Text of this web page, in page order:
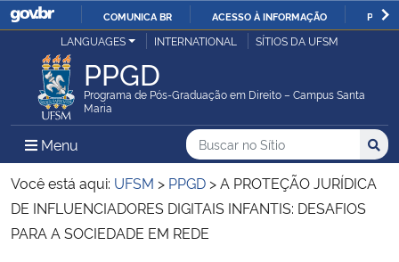
IR
O
COMUNICA BR ACESSO À INFORMAÇÃO
Ministério da Justiça e Segurança Pública
Ministério da Defesa
Ministério das Relações Exteriores
Ministério da Economia
LANGUAGES INTERNATIONAL SÍTIOS DA UFSM
PPGD
Programa de Pós-Graduação em Direito – Campus Santa
Maria
Menu Menu Principal do Sítio
Busca
Buscar no no Sítio
Busca:
Você está aqui: UFSM > PPGD >A PROTEÇÃO JURÍDICA
DE INFLUENCIADORES DIGITAIS INFANTIS: DESAFIOS
PARA A SOCIEDADE EM REDE